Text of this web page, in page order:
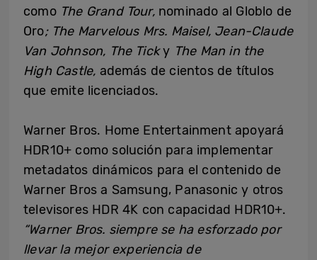
como The Grand Tour, nominado al Globlo de
Oro; The Marvelous Mrs. Maisel, Jean-Claude
Van Johnson, The Ticky The Man in the
High Castle, además de cientos de títulos
que emite licenciados.
Warner Bros. Home Entertainment apoyará
HDR10+ como solución para implementar
metadatos dinámicos para el contenido de
Warner Bros a Samsung, Panasonic y otros
televisores HDR 4K con capacidad HDR10+.
“Warner Bros. siempre se ha esforzado por
llevarla mejor experiencia de